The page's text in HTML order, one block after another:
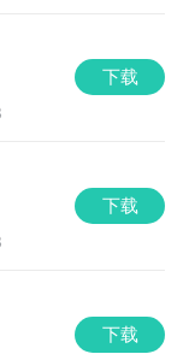
下载
下载
下载